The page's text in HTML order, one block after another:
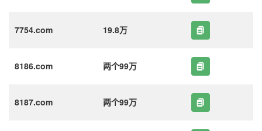
7754.com 19.8万
8186.com 两个99万
8187.com 两个99万